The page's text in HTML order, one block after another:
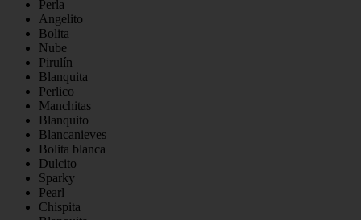
Perla
Angelito
Bolita
Nube
Pirulín
Blanquita
Perlico
Manchitas
Blanquito
Blancanieves
Bolita blanca
Dulcito
Sparky
Pearl
Chispita